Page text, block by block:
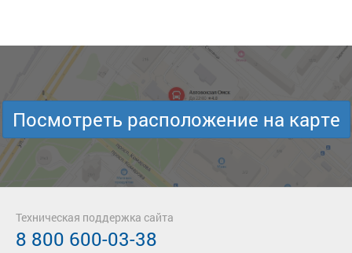
Посмотреть расположение на карте
Техническая поддержка сайта
8 800 600-03-38